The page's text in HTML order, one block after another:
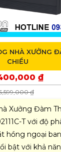
NHÀ XƯỞNG
CHIỀU
₫
₫
Xưởng Đàm
T với độ
hồng ngoại
bật với khả